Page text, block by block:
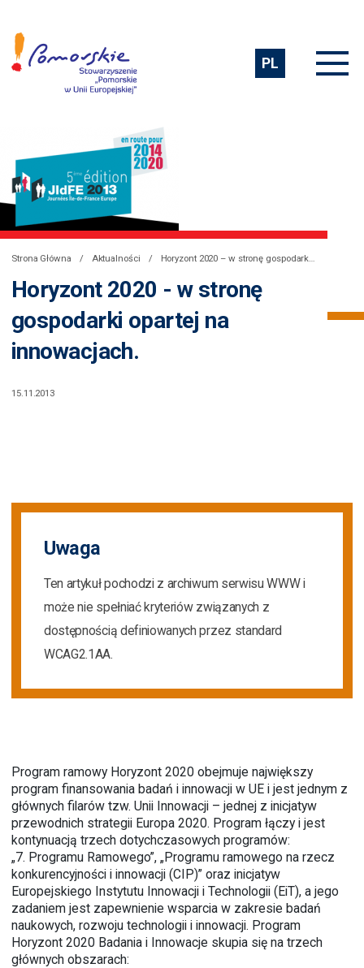
PL
Strona Główna Aktualności Horyzont 2020 – w stronę gospodarki opartej na innowacjach.
Horyzont 2020 - w stronę
gospodarki opartej na
innowacjach.
15.11.2013
Uwaga
Ten artykuł pochodzi z archiwum serwisu WWW i
może nie spełniać kryteriów związanych z
dostępnością definiowanych przez standard
WCAG2.1AA.
Program ramowy Horyzont 2020 obejmuje największy
program finansowania badań i innowacji w UE i jest jednym z
głównych filarów tzw. Unii Innowacji – jednej z inicjatyw
przewodnich strategii Europa 2020. Program łączy i jest
kontynuacją trzech dotychczasowych programów:
„7. Programu Ramowego”, „Programu ramowego na rzecz
konkurencyjności i innowacji (CIP)” oraz inicjatyw
Europejskiego Instytutu Innowacji i Technologii (EiT), a jego
zadaniem jest zapewnienie wsparcia w zakresie badań
naukowych, rozwoju technologii i innowacji. Program
Horyzont 2020 Badania i Innowacje skupia się na trzech
głównych obszarach: